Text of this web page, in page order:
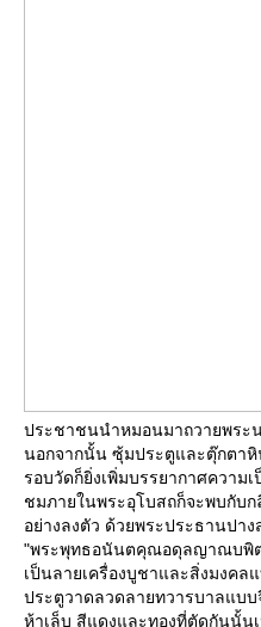
ประชาชนนำหมอนมาถวายพระ
นอกจากนั้น ซุ้มประตูและตุ๊กตา
รอบวัดก็ยิ่งเพิ่มบรรยากาศความ
ชมภายในพระอุโบสถก็จะพบกับ
อย่างลงตัว ด้วยพระประธานปา
"พระพุทธอนันตคุณอดุลญาณบพิต
เป็นลายเครื่องบูชาและสิ่งมงค
ประตูวาดลวดลายทวารบาลแบ
ห้าเล็บ สีแดงและทองที่ตัดกันนั้